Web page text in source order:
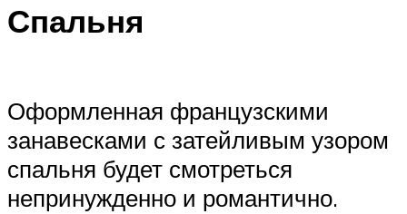
Спальня
Оформленная французскими
занавесками с затейливым узором
спальня будет смотреться
непринужденно и романтично.